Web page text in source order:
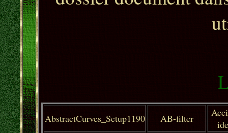
AbstractCurves_Setup1190 AB-filter